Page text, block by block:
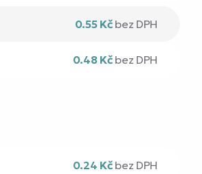
0.55 Kč bez DPH
0.48 Kč bez DPH
0.24 Kč bez DPH